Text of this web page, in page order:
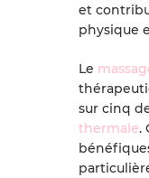
et
physique
Le
sur cinq
thermale.